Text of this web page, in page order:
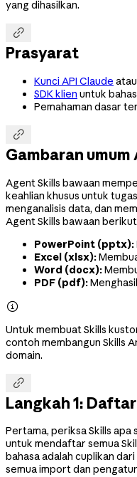
yang dihasilkan.

Prasyarat
Kunci API Claude atau
SDK klien untuk
Pemahaman dasar

Gambaran
Agent Skills bawaan
keahlian khusus untuk
menganalisis data, dan
Agent Skills bawaan berikut
PowerPoint (pptx):
Excel (xlsx):
Word (docx):
PDF (pdf):

Untuk membuat Skills
contoh membangun Skills
domain.

Langkah 1:
Pertama, periksa Skills apa
untuk mendaftar semua
bahasa adalah cuplikan
semua import dan